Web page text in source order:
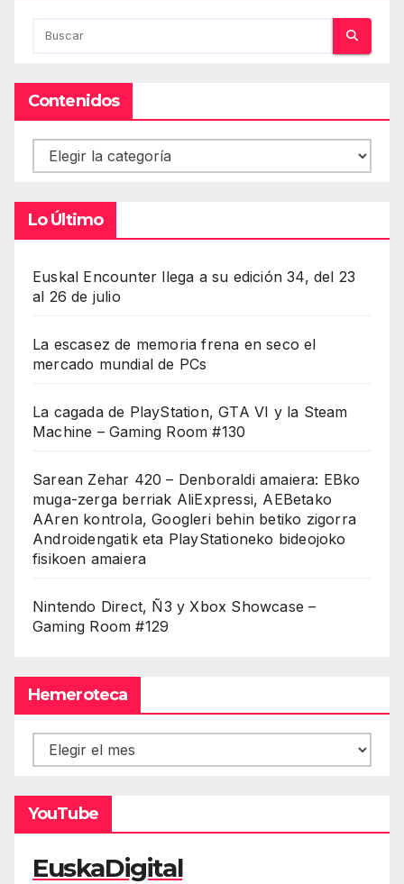
Contenidos
Contenidos
Lo Último
Euskal Encounter llega a su edición 34, del 23
al 26 de julio
La escasez de memoria frena en seco el
mercado mundial de PCs
La cagada de PlayStation, GTA VI y la Steam
Machine – Gaming Room #130
Sarean Zehar 420 – Denboraldi amaiera: EBko
muga-zerga berriak AliExpressi, AEBetako
AAren kontrola, Googleri behin betiko zigorra
Androidengatik eta PlayStationeko bideojoko
fisikoen amaiera
Nintendo Direct, Ñ3 y Xbox Showcase –
Gaming Room #129
Hemeroteca
Hemeroteca
YouTube
EuskaDigital